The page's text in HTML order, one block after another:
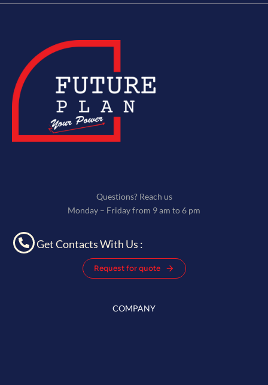
Questions? Reach us
Monday – Friday from 9 am to 6 pm
Get Contacts With Us :
Request for quote
COMPANY